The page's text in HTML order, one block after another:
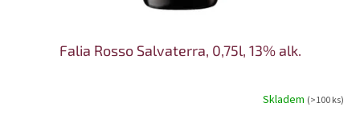
Falia Rosso Salvaterra, 0,75l, 13% alk.
Skladem (>100 ks)